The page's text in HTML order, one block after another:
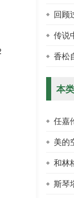
回顾
本
任嘉